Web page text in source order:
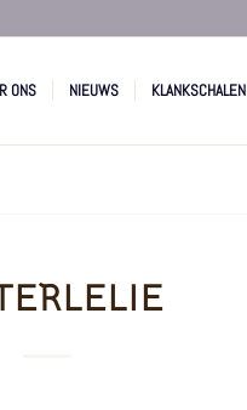
ONS NIEUWS KLANKSCHALEN